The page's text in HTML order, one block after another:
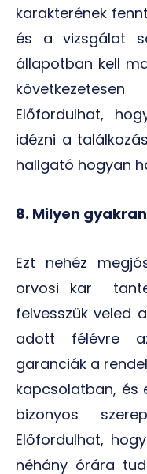
karakterének
és a vizsgálat
állapotban kell
Előfordulhat,
idézni a
hallgató hogyan
8. Milyen
Ezt nehéz
orvosi kar
felvesszük veled
adott félévre
garanciák a
kapcsolatban, és
bizonyos
Előfordulhat,
néhány órára